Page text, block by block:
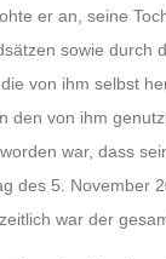
er an, seine
sowie durch
von ihm selbst
den von ihm
war, dass
des 5. November
war der